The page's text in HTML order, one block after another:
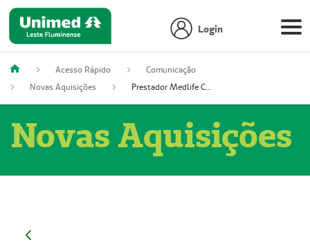
Login
Acesso Rápido
Comunicação
Novas Aquisições
Prestador Medlife Consultas e Diagnósticos (51004334-2)
Novas Aquisições